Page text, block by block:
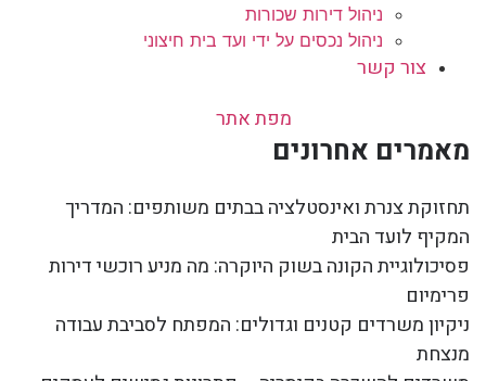
ניהול דירות שכורות
ניהול נכסים על ידי ועד בית חיצוני
צור קשר
מפת אתר
מאמרים אחרונים
תחזוקת צנרת ואינסטלציה בבתים משותפים: המדריך
המקיף לועד הבית
פסיכולוגיית הקונה בשוק היוקרה: מה מניע רוכשי דירות
פרימיום
ניקיון משרדים קטנים וגדולים: המפתח לסביבת עבודה
מנצחת